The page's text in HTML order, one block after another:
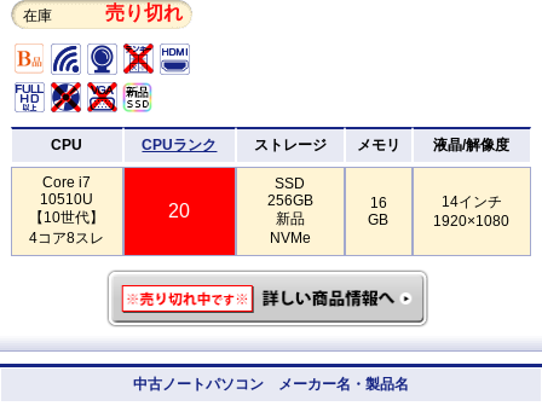
在庫 売り切れ
CPU CPUランク ストレージ メモリ 液晶/解像度
Core i7
10510U
【10世代】
4コア8スレ
20
SSD
256GB
新品
NVMe
16
GB
14インチ
1920×1080
中古ノートパソコン メーカー名・製品名